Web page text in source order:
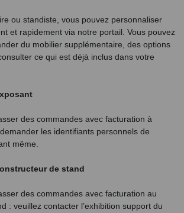
ou standiste, vous pouvez personnaliser
et rapidement via notre portail. Vous pouvez
du mobilier supplémentaire, des options
ce qui est déjà inclus dans votre
des commandes avec facturation à
les identifiants personnels de
même.
de stand
des commandes avec facturation au
: veuillez contacter l’exhibition support du